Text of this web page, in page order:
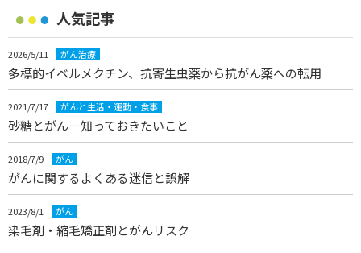
人気記事
2026/5/11 がん治療
多標的イベルメクチン、抗寄生虫薬から抗がん薬への転用
2021/7/17 がんと生活・運動・食事
砂糖とがん－知っておきたいこと
2018/7/9 がん
がんに関するよくある迷信と誤解
2023/8/1 がん
染毛剤・縮毛矯正剤とがんリスク